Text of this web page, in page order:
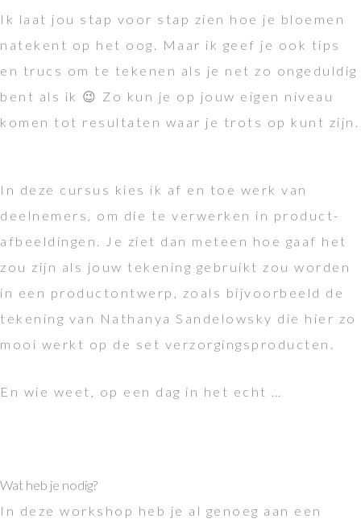
Ik laat jou stap voor stap zien hoe je bloemen
natekent op het oog. Maar ik geef je ook tips
en trucs om te tekenen als je net zo ongeduldig
bent als ik 😉 Zo kun je op jouw eigen niveau
komen tot resultaten waar je trots op kunt zijn.
In deze cursus kies ik af en toe werk van
deelnemers, om die te verwerken in product-
afbeeldingen. Je ziet dan meteen hoe gaaf het
zou zijn als jouw tekening gebruikt zou worden
in een productontwerp, zoals bijvoorbeeld de
tekening van Nathanya Sandelowsky die hier zo
mooi werkt op de set verzorgingsproducten.
En wie weet, op een dag in het echt …
Wat heb je nodig?
In deze workshop heb je al genoeg aan een